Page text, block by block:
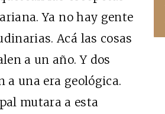
Ya no hay gente
Acá las cosas
a un año. Y dos
a una era geológica.
mutara a esta